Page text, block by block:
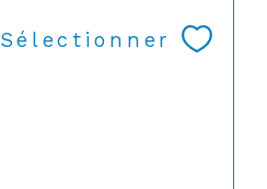
Sélectionner